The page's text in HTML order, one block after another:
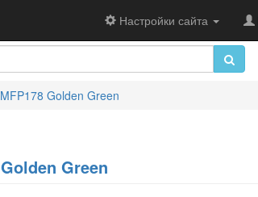
Настройки сайта
Golden Green
Green